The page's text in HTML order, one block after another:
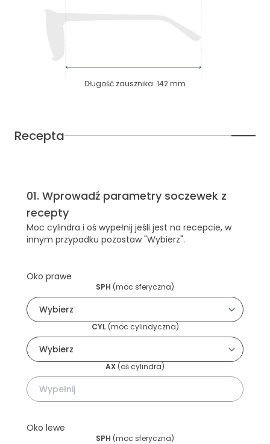
Długość zausznika: 142mm
Recepta
01. Wprowadź parametry soczewek z
recepty
Moc cylindra i oś wypełnij jeśli jest na recepcie, w
innym przypadku pozostaw "Wybierz".
Oko prawe
SPH (moc sferyczna)
CYL(moc cylindyczna)
AX (oś cylindra)
Oko lewe
SPH (moc sferyczna)